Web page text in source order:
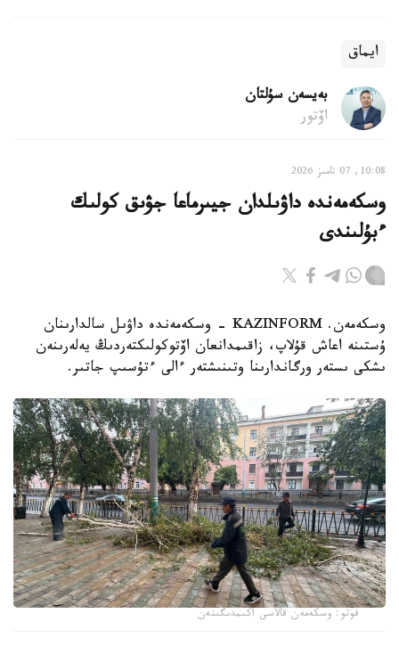
ايماق
بەيسەن سۇلتان
اۆتور
10:08, 07 تامىز 2026
وسكەمەندە داۋىلدان جيىرماعا جۋىق كولىك
ءبۇلىندى
وسكەمەن. KAZINFORM - وسكەمەندە داۋىل سالدارىنان
ۇستىنە اعاش قۇلاپ، زاقىمدانعان اۆتوكولىكتەردىڭ يەلەرىنەن
ىشكى ىستەر ورگاندارىنا وتىنىشتەر ءالى ءتۇسىپ جاتىر.
فوتو: وسكەمەن قالاسى اكىمدىگىنەن